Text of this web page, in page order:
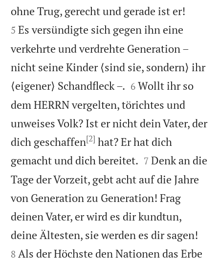
ohne Trug, gerecht und gerade ist er!
5 Es versündigte sich gegen ihn eine
verkehrte und verdrehte Generation –
nicht seine Kinder ⟨sind sie, sondern⟩ ihr
⟨eigener⟩ Schandfleck –. 

6 Wollt ihr so
dem HERRN vergelten, törichtes und
unweises Volk? Ist er nicht dein Vater, der
dich geschaffen[2] hat? Er hat dich
gemacht und dich bereitet. 

7 Denk an die
Tage der Vorzeit, gebt acht auf die Jahre
von Generation zu Generation! Frag
deinen Vater, er wird es dir kundtun,
deine Ältesten, sie werden es dir sagen!
8 Als der Höchste den Nationen das Erbe